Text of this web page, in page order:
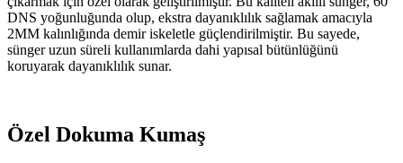
DNS yoğunluğunda olup, ekstra dayanıklılık sağlamak amacıyla
2MM kalınlığında demir iskeletle güçlendirilmiştir. Bu sayede,
sünger uzun süreli kullanımlarda dahi yapısal bütünlüğünü
koruyarak dayanıklılık sunar.
Özel Dokuma Kumaş